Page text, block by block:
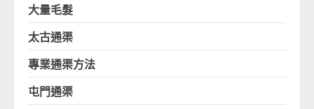
大量毛髮
太古通渠
專業通渠方法
屯門通渠